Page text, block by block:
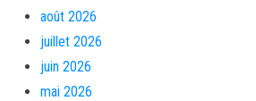
août 2026
juillet 2026
juin 2026
mai 2026